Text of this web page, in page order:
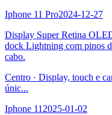
Iphone 11 Pro2024-12-27
Display Super Retina
dock Lightning com pinos
cabo.
Centro · Display, touch e
únic...
Iphone 112025-01-02